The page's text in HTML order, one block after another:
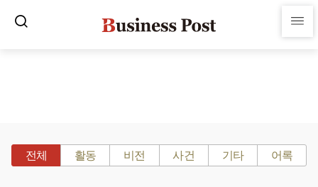
전체 활동 비전 사건 기타 어록